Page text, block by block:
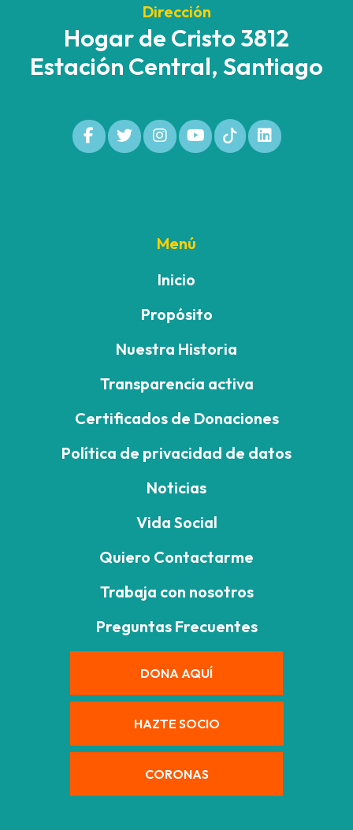
Dirección
Hogar de Cristo 3812
Estación Central, Santiago
Menú
Inicio
Propósito
Nuestra Historia
Transparencia activa
Certificados de Donaciones
Política de privacidad de datos
Noticias
Vida Social
Quiero Contactarme
Trabaja con nosotros
Preguntas Frecuentes
DONA AQUÍ
HAZTE SOCIO
CORONAS